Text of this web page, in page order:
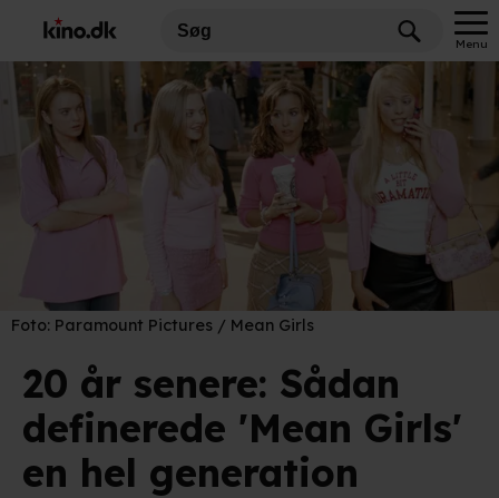
Menu
Foto: Paramount Pictures / Mean Girls
20 år senere: Sådan
definerede 'Mean Girls'
en hel generation